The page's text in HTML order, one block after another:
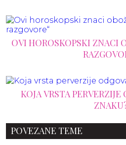
OVI HOROSKOPSKI ZNACI
KOJA VRSTA PERVERZIJE
POVEZANE TEME